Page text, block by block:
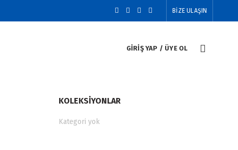
BİZE ULAŞIN
GIRIŞ YAP / ÜYE OL
KOLEKSIYONLAR
Kategori yok